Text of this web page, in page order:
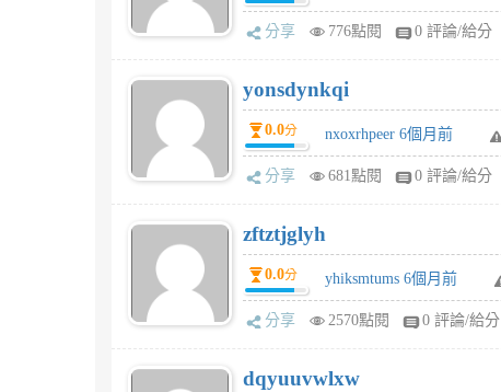
分享 776點閱 0 評論/給分
yonsdynkqi
0.0分 nxoxrhpeer 6個月前
分享 681點閱 0 評論/給分
zftztjglyh
0.0分 yhiksmtums 6個月前
分享 2570點閱 0 評論/給分
dqyuuvwlxw